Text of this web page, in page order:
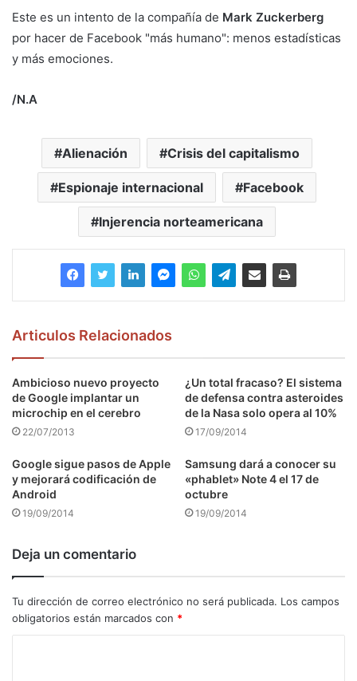
Este es un intento de la compañía de Mark Zuckerberg
por hacer de Facebook "más humano": menos estadísticas
y más emociones.
/N.A
Alienación Crisis del capitalismo
Espionaje internacional Facebook
Injerencia norteamericana
Articulos Relacionados
Ambicioso nuevo proyecto
de Google implantar un
microchip en el cerebro
22/07/2013
¿Un total fracaso? El sistema
de defensa contra asteroides
de la Nasa solo opera al 10%
17/09/2014
Google sigue pasos de Apple
y mejorará codificación de
Android
19/09/2014
Samsung dará a conocer su
«phablet» Note 4 el 17 de
octubre
19/09/2014
Deja un comentario
Tu dirección de correo electrónico no será publicada. Los campos
obligatorios están marcados con *